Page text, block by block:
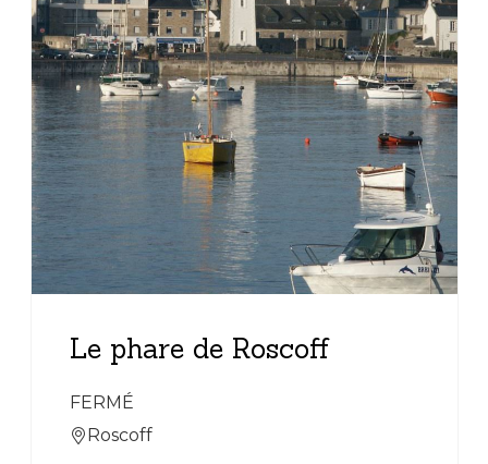
Le phare de Roscoff
FERMÉ
Roscoff